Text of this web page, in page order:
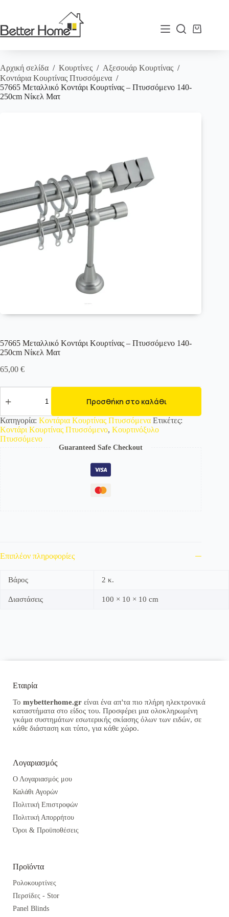
Καλάθι
Αρχική σελίδα / Κουρτίνες / Αξεσουάρ Κουρτίνας /
Κοντάρια Κουρτίνας Πτυσσόμενα /
57665 Μεταλλικό Κοντάρι Κουρτίνας – Πτυσσόμενο 140-
250cm Νίκελ Ματ
57665 Μεταλλικό Κοντάρι Κουρτίνας – Πτυσσόμενο 140-
250cm Νίκελ Ματ
65,00 €
Μεταλλικό
Κουρτίνας
-
Πτυσσόμενο
140-
Προσθήκη στο καλάθι
Κατηγορία: Κοντάρια Κουρτίνας Πτυσσόμενα Ετικέτες:
Κοντάρι Κουρτίνας Πτυσσόμενο, Κουρτινόξυλο
Πτυσσόμενο
Guaranteed Safe Checkout
Επιπλέον πληροφορίες
Βάρος 2 κ.
Διαστάσεις 100 × 10 × 10 cm
Εταιρία
Το mybetterhome.gr είναι ένα απ'τα πιο πλήρη ηλεκτρονικά
καταστήματα στο είδος του. Προσφέρει μια ολοκληρωμένη
γκάμα συστημάτων εσωτερικής σκίασης όλων των ειδών, σε
κάθε διάσταση και τύπο, για κάθε χώρο.
Λογαριασμός
Ο Λογαριασμός μου
Καλάθι Αγορών
Πολιτική Επιστροφών
Πολιτική Απορρήτου
Όροι & Προϋποθέσεις
Προϊόντα
Ρολοκουρτίνες
Περσίδες - Stor
Panel Blinds